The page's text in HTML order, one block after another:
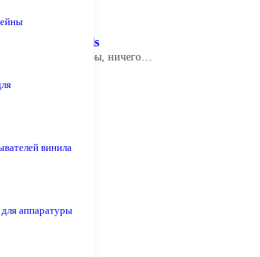
винила
аппаратуры
Tonar Cross Balls
Казалось бы, ничего…